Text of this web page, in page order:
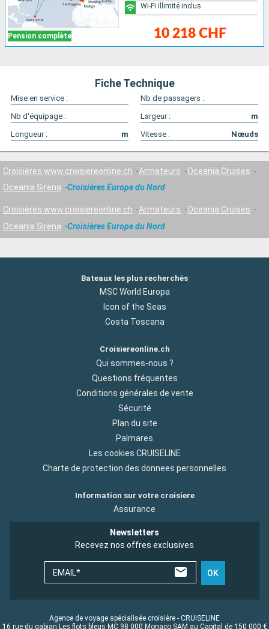
Pension complète 10 218 CHF
Wi-Fi illimité inclus
Fiche Technique
Mise en service :
Nb de passagers :
Nb d'équipage :
Largeur :
m
Longueur :
m Vitesse : Nœuds
Croisières www.croisiereonline.ch Armateurs
Oceania Cruises
Oceania Sirena
Croisières Europe du Nord
Croisières www.croisiereonline.ch Armateurs
Oceania Cruises
Oceania Sirena
Croisières Europe du Nord
Bateaux les plus recherchés
MSC World Europa
Icon of the Seas
Costa Toscana
Croisiereonline.ch
Qui sommes-nous ?
Questions fréquentes
Conditions générales de vente
Sécurité
Plan du site
Palmares
Les cookies CRUISELINE
Charte de protection des donnees personnelles
Information sur votre croisiere
Assurance
Newsletters
Recevez nos offres exclusives
EMAIL* OK
Agence de voyage spécialisée croisière - CRUISELINE
16 rue du gabian Les flots bleus MC 98 000 Monaco SAM au Capital de 150 000 €